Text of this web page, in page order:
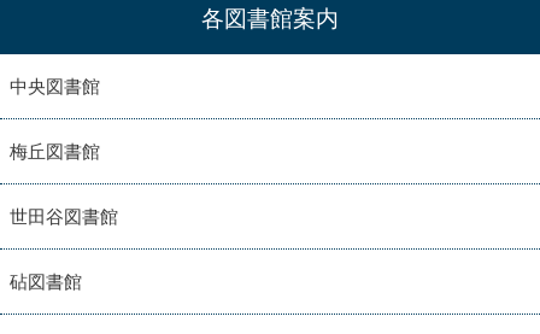
各図書館案内
中央図書館
梅丘図書館
世田谷図書館
砧図書館